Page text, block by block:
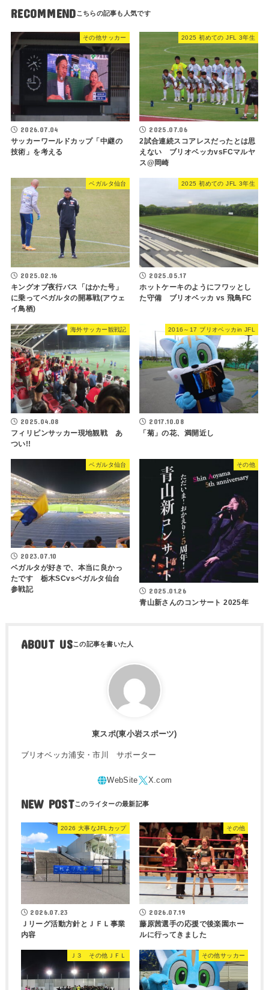
RECOMMEND
その他サッカー
2026.07.04
サッカーワールドカップ「中継の
技術」を考える
2025 初めての JFL 3年生
2025.07.06
2試合連続スコアレスだったとは思
えない ブリオベッカvsFCマルヤ
ス@岡崎
ベガルタ仙台
2025.02.16
キングオブ夜行バス「はかた号」
に乗ってベガルタの開幕戦(アウェ
イ鳥栖)
2025 初めての JFL 3年生
2025.05.17
ホットケーキのようにフワッとし
た守備 ブリオベッカ vs 飛鳥FC
海外サッカー観戦記
2025.04.08
フィリピンサッカー現地観戦 あ
つい!!
2016～17 ブリオベッカin JFL
2017.10.08
「菊」の花、満開近し
ベガルタ仙台
2023.07.10
ベガルタが好きで、本当に良かっ
たです 栃木SCvsベガルタ仙台
参戦記
その他
2025.01.26
青山新さんのコンサート 2025年
ABOUT US
東スポ(東小岩スポーツ)
ブリオベッカ浦安・市川 サポーター
NEW POST
2026 大事なJFLカップ
2026.07.23
Ｊリーグ活動方針とＪＦＬ事業
内容
その他
2026.07.19
藤原茜選手の応援で後楽園ホー
ルに行ってきました
Ｊ３ その他ＪＦＬ その他サッカー